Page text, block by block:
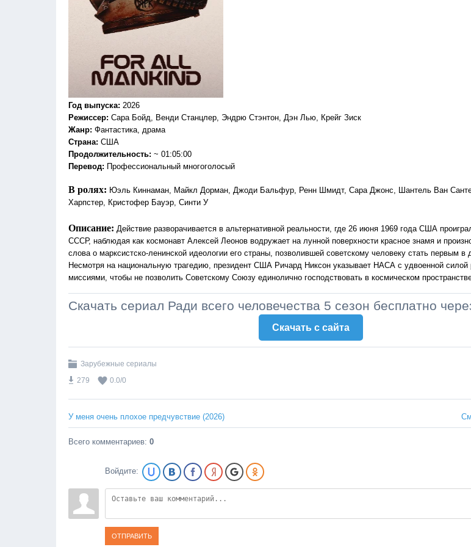
Год выпуска: 2026
Режиссер: Сара Бойд, Венди Станцлер, Эндрю Стэнтон, Дэн Лью, Крейг Зиск
Жанр: Фантастика, драма
Страна: США
Продолжительность: ~ 01:05:00
Перевод: Профессиональный многоголосый
В ролях: Юэль Киннаман, Майкл Дорман, Джоди Бальфур, Ренн Шмидт, Сара Джонс, Шантель Ван
Харпстер, Кристофер Бауэр, Синти У
Описание: Действие разворачивается в альтернативной реальности, где 26 июня 1969 года США
СССР, наблюдая как космонавт Алексей Леонов водружает на лунной поверхности красное знамя и
слова о марксистско-ленинской идеологии его страны, позволившей советскому человеку стать первым в
Несмотря на национальную трагедию, президент США Ричард Никсон указывает НАСА с удвоенной силой
миссиями, чтобы не позволить Советскому Союзу единолично господствовать в космическом
Скачать сериал Ради всего человечества 5 сезон бесплатно
Скачать c сайта
Зарубежные сериалы
279
0.0/0
У меня очень плохое предчувствие (2026)
Всего комментариев: 0
Войдите:
ОТПРАВИТЬ